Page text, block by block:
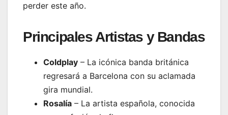
perder este año.
Principales Artistas y Bandas
Coldplay – La icónica banda británica
regresará a Barcelona con su aclamada
gira mundial.
Rosalía – La artista española, conocida